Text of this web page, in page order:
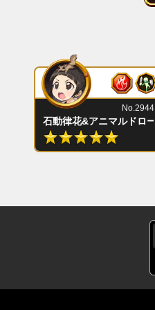
石動律花&アニマルドロ
No.2944